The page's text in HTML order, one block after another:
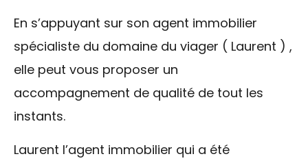
En s’appuyant sur son agent immobilier
spécialiste du domaine du viager ( Laurent ) ,
elle peut vous proposer un
accompagnement de qualité de tout les
instants.
Laurent l’agent immobilier qui a été